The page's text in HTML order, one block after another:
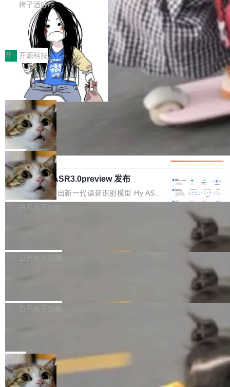
正是围绕这些实际问题，从Token治理和成本治
理两个方面，让用户的每一份算力都看得清、管
得住、用得稳、省得下、更安全！ 一、从现在开
始，Token使用一目...
年的编程搭档，MapReduce 和 Bigtable 的共同
作者）、Quoc Le（Google 大脑核心成员，Se
q2Seq 和 DocAI 的共同发明人）以及 Oriol Vin
yals（Gemini 联合负责人，AlphaSta...
把「看得清、用母语、记得住」三件事一次补
齐。 SolonCode 是什么 SolonCode 是杭州无
耳科技研发的企业级终端编码智能体——一位全
中文驱动的数字员工，自主理解需求、规划步
骤、编写代码。不挑模型、不挑平台，curl 一行
装完即用。 开源地址：Gitee · GitCode · GitHu
b 安装 支持 Java 8+（8~26）、macOS / Linu
x / Windows / Harmony PC。 # macOS / Linu
x / Harmony PC curl -fsSL https://solon.noea
r.org/solon...
梅子酒好吃
让“代码语义理解”深度释放AI Coding
价值潜能：华为云码道（CodeArts）
代码仓技术解析
一、代码仓深度理解技术的作用与价值 在软件工
程实践中，代码仓是企业核心知识资产的主要载
体。企业级代码仓库通常包含数十万乃至数百万
个文件，其规模远超单次模型调用可承载的上下
文窗口。随着项目规模的持续扩张与代码历史的
不断累积，代码仓中的模块关系、接口契约、业
务逻辑等关键信息往往分散于数十乃至数百个文
件之中，形成高度复杂的知识关联网络。传统的
代码检索手段（如关键词匹配、目录遍历）仅能
在语法层面完成文本定位，难以触及代码的语义
内涵与结构关联，导致开发者使用代码智能体在
理解大规模代码仓时面临显著"代码仓理解"瓶
颈。 代码仓深度理解服务（以下简称" CodeBas
e深度理解服务"）是华为云码道（CodeA...
开 开源科技
一条“删库”命令跑 17 小时，算法工程
师删光 89TB 数据只为干私活
最高人民检察院8月4日公布了一起案件：北京一
名90后算法工程师王某，为了给自己接的私活腾
服务器空间，删光了公司AI游戏部门的全部核心
数据。 王某2024年1月入职东城区某科技公司AI
短剧部门，有互联网大厂背景。在公司内部架构
调整期间，部门三次通知全员将数据从A集群迁
移到B集群，王某都回复了"收到"。 他没有迁移
数据。2024年9月3日下午4点，他使用此前登录
的账号密码进入A集群，输入了一条被程序员圈
称为"删库跑路"的命令——最高管理员权限、无
自研的多个文生3D和...
局
Cloudflare 分享推理优化实践：KV ca
che 量化 + 权重压缩，吞吐量提升 4
1%，成本降 30%
Kimi 和 GLM 是当前最强的大模型系列之一，但
它们有一个共同的问题：太吃显存了。月之暗面
的 Kimi K 系列和智谱的 GLM 都是长上下文、M
oE 架构的大模型，好用到让人上瘾，但 GPU 显
存永远不够用。 Cloudflare 的 Workers AI 团队
一直在跑这些模型的推理。他们在官方博客上发
整性保护。效果是：吞吐量提升 41%，每 token
局
腾讯混元 Hy ASR3.0preview 发布
腾讯混元正式推出新一代语音识别模型 Hy ASR
3.0preview。基于最新一代大语言模型 Hy3 的
让语音识别不再只是听清，而是真正听懂。通过
w 不要求标准普通话，方言识别覆盖粤语、吴语
白开水不加糖
新和少量网页兼容性修复版本。 Changes/fixe
容提供的字体时出现的几个问题 为避免音频加
质的最低采样率）的音频格式将被拒绝 修复了 C
SS 圆角虚线样式中可能存在的问题 如果表单中
的图像元素不在同一个子树中，则它们将不再关
白开水不加糖
发布的 Release Notes，他利用 AI 工具（如 Co
最强的若干项。对于尚未正式发版的 PG 19，则
通过拉取过去一年内（从 PG 18 Beta1 时间点
至今）的所有 commit，同样交由 AI 分析提炼。
白开水不加糖
维护工作一直与我的日常工作、家务、社交生活
和休闲娱乐竞争时间。" 这是 libexpat 维护者 S
ebastian Pipping 写在博客里的话。8 月 4 日，
局
Firefox 153.0.3 发布